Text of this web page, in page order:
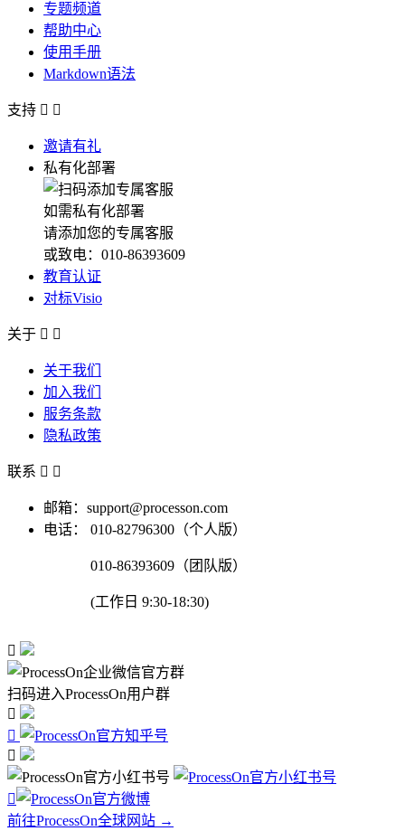
专题频道
帮助中心
使用手册
Markdown语法
支持  
邀请有礼
私有化部署
如需私有化部署
请添加您的专属客服
或致电：010-86393609
教育认证
对标Visio
关于  
关于我们
加入我们
服务条款
隐私政策
联系  
邮箱：support@processon.com
电话：
010-82796300（个人版）
010-86393609（团队版）
(工作日 9:30-18:30)

扫码进入ProcessOn用户群




前往ProcessOn全球网站 →